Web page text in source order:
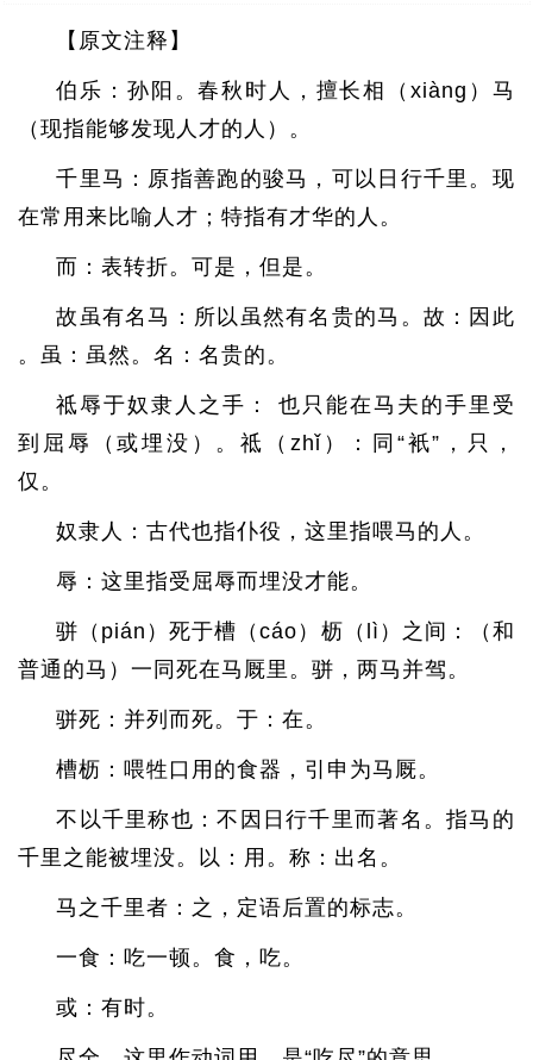
【原文注释】
伯乐：孙阳。春秋时人，擅长相（xiàng）马
（现指能够发现人才的人）。
千里马：原指善跑的骏马，可以日行千里。现
在常用来比喻人才；特指有才华的人。
而：表转折。可是，但是。
故虽有名马：所以虽然有名贵的马。故：因此
。虽：虽然。名：名贵的。
祗辱于奴隶人之手： 也只能在马夫的手里受
到屈辱（或埋没）。祗（zhǐ）：同“衹”，只，
仅。
奴隶人：古代也指仆役，这里指喂马的人。
辱：这里指受屈辱而埋没才能。
骈（pián）死于槽（cáo）枥（lì）之间：（和
普通的马）一同死在马厩里。骈，两马并驾。
骈死：并列而死。于：在。
槽枥：喂牲口用的食器，引申为马厩。
不以千里称也：不因日行千里而著名。指马的
千里之能被埋没。以：用。称：出名。
马之千里者：之，定语后置的标志。
一食：吃一顿。食，吃。
或：有时。